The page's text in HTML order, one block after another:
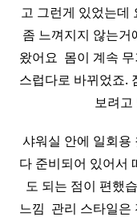
고 그런게 있었는데
좀 느껴지지 않는거
왔어요 ​ 몸이 계속
스럽다로 바뀌었죠.
보려
샤워실 안에 일회용
다 준비되어 있어서
도 되는 점이 편했
느낌 ​ 관리 스타일은